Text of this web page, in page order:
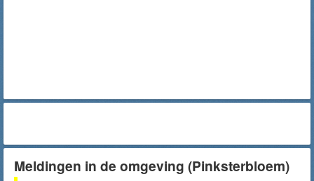
Meldingen in de omgeving (Pinksterbloem)